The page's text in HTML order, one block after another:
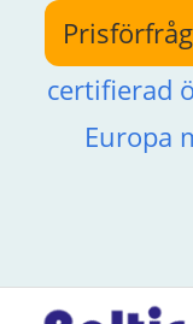
Hoppa
innehålletcertifierad
Europa